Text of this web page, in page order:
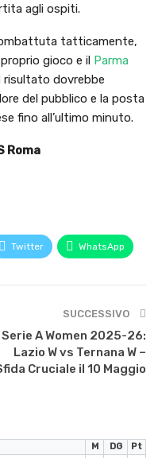
agli ospiti.
tatticamente,
gioco e il Parma
risultato dovrebbe
del pubblico e la posta
fino all’ultimo minuto.
Roma
Twitter WhatsApp
SUCCESSIVO
Serie A Women 2025-26:
Lazio W vs Ternana W –
Cruciale il 10 Maggio
M DG Pt